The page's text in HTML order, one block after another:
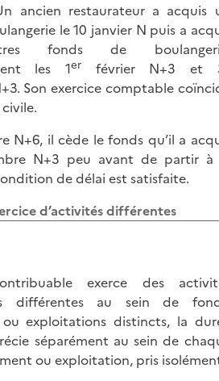
ancien restaurateur a acquis
le 10 janvier N puis a
fonds de
les 1er
février N+3 et
Son exercice comptable
civile.
N+6, il cède le fonds qu’il a
N+3 peu avant de partir à
de délai est satisfaite.
d’activités différentes
exerce des
différentes au sein de
ou exploitations distincts, la
séparément au sein de
ou exploitation, pris